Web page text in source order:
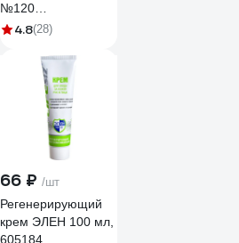
№120
антибактериальные,
4.8(28)
66 ₽ /шт
Регенерирующий
крем ЭЛЕН 100 мл,
605184